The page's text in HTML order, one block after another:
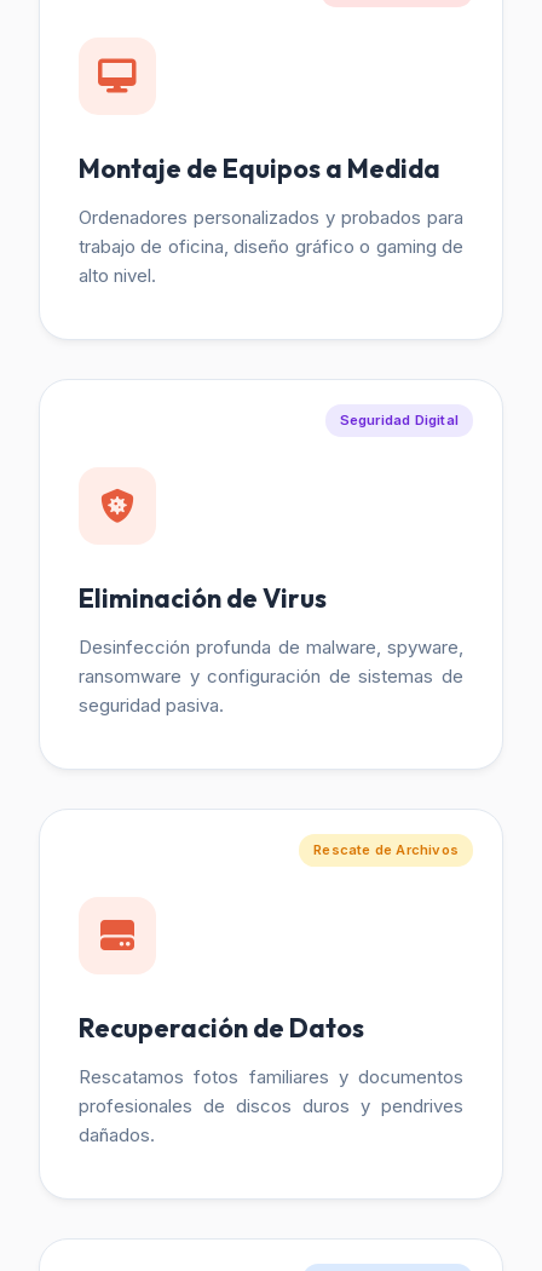
Montaje de Equipos a Medida
Ordenadores personalizados y probados para
trabajo de oficina, diseño gráfico o gaming de
alto nivel.
Seguridad Digital
Eliminación de Virus
Desinfección profunda de malware, spyware,
ransomware y configuración de sistemas de
seguridad pasiva.
Rescate de Archivos
Recuperación de Datos
Rescatamos fotos familiares y documentos
profesionales de discos duros y pendrives
dañados.